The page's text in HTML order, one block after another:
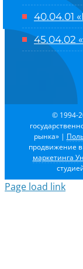
40.04.01
45.04.02
© 1994-
рынка» |
продвижение в
маркетинга
Page load link